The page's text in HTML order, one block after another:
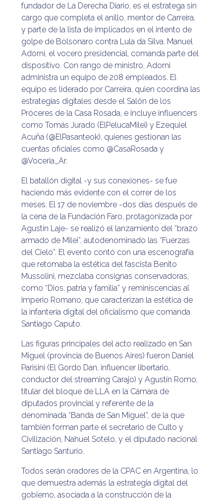
fundador de La Derecha Diario, es el estratega sin
cargo que completa el anillo, mentor de Carreira,
y parte de la lista de implicados en el intento de
golpe de Bolsonaro contra Lula da Silva. Manuel
Adorni, el vocero presidencial, comanda parte del
dispositivo. Con rango de ministro, Adorni
administra un equipo de 208 empleados. El
equipo es liderado por Carreira, quien coordina las
estrategias digitales desde el Salón de los
Próceres de la Casa Rosada, e incluye influencers
como Tomás Jurado (ElPelucaMilei) y Ezequiel
Acuña (@ElPasanteok), quienes gestionan las
cuentas oficiales como @CasaRosada y
@Voceria_Ar.
El batallón digital -y sus conexiones- se fue
haciendo más evidente con el correr de los
meses. El 17 de noviembre -dos días después de
la cena de la Fundación Faro, protagonizada por
Agustín Laje- se realizó el lanzamiento del “brazo
armado de Milei”, autodenominado las “Fuerzas
del Cielo”. El evento contó con una escenografía
que retomaba la estética del fascista Benito
Mussolini, mezclaba consignas conservadoras,
como “Dios, patria y familia” y reminiscencias al
Imperio Romano, que caracterizan la estética de
la infantería digital del oficialismo que comanda
Santiago Caputo.
Las figuras principales del acto realizado en San
Miguel (provincia de Buenos Aires) fueron Daniel
Parisini (El Gordo Dan, influencer libertario,
conductor del streaming Carajo) y Agustín Romo,
titular del bloque de LLA en la Cámara de
diputados provincial y referente de la
denominada “Banda de San Miguel”, de la que
también forman parte el secretario de Culto y
Civilización, Nahuel Sotelo, y el diputado nacional
Santiago Santurio.
Todos serán oradores de la CPAC en Argentina, lo
que demuestra además la estrategia digital del
gobierno, asociada a la construcción de la